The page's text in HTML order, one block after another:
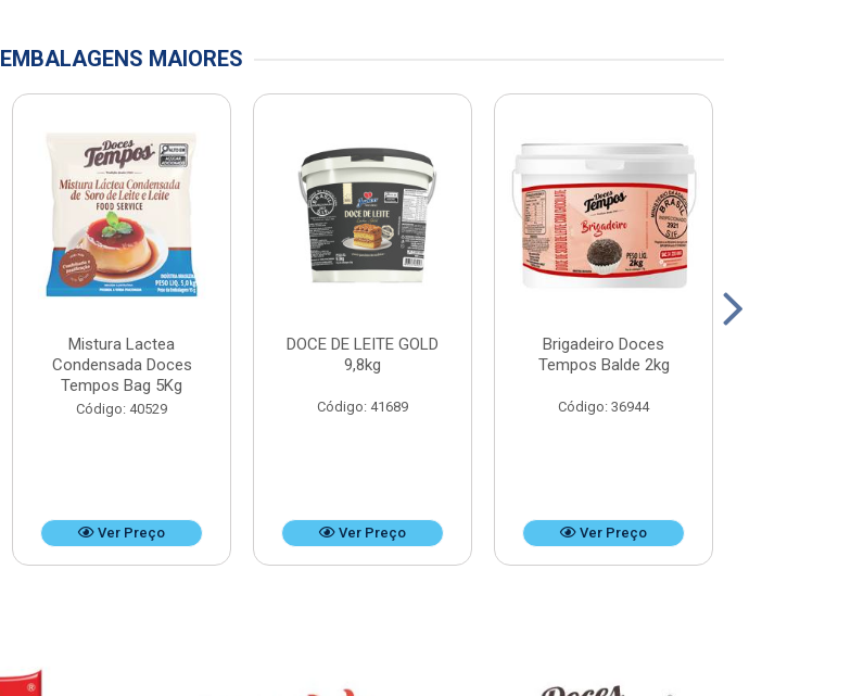
EMBALAGENS MAIORES
Mistura Lactea
Condensada Doces
Tempos Bag 5Kg
Código: 40529
Ver Preço
DOCE DE LEITE GOLD
9,8kg
Código: 41689
Ver Preço
Brigadeiro Doces
Tempos Balde 2kg
Código: 36944
Ver Preço